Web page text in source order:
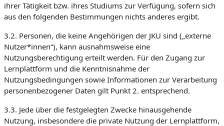
ihrer Tätigkeit bzw. ihres Studiums zur Verfügung, sofern sich
aus den folgenden Bestimmungen nichts anderes ergibt.
3.2. Personen, die keine Angehörigen der JKU sind („externe
Nutzer*innen“), kann ausnahmsweise eine
Nutzungsberechtigung erteilt werden. Für den Zugang zur
Lernplattform und die Kenntnisnahme der
Nutzungsbedingungen sowie Informationen zur Verarbeitung
personenbezogener Daten gilt Punkt 2. entsprechend.
3.3. Jede über die festgelegten Zwecke hinausgehende
Nutzung, insbesondere die private Nutzung der Lernplattform,